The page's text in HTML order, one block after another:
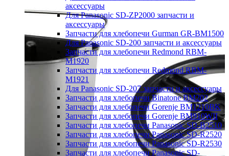
аксессуары
Для Panasonic SD-ZP2000 запчасти и
аксессуары
Запчасти для хлебопечи Gurman GR-BM1500
Для Panasonic SD-200 запчасти и аксессуары
Запчасти для хлебопечи Redmond RBM-
M1920
Запчасти для хлебопечи Redmond RBM-
M1921
Для Panasonic SD-207 запчасти и аксессуары
Запчасти для хлебопечи Binatone BM202
Запчасти для хлебопечи Gorenje BM1210BK
Запчасти для хлебопечи Gorenje BM910WII
Запчасти для хлебопечи Panasonic SD-B2510
Запчасти для хлебопечи Panasonic SD-R2520
Запчасти для хлебопечи Panasonic SD-R2530
Запчасти для хлебопечи Panasonic SD-